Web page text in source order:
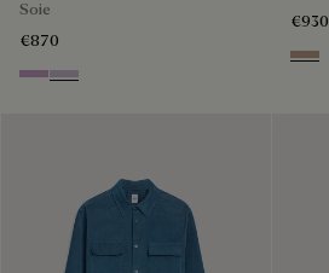
Soie
€870
LilacAntique Rose
€930
Beige